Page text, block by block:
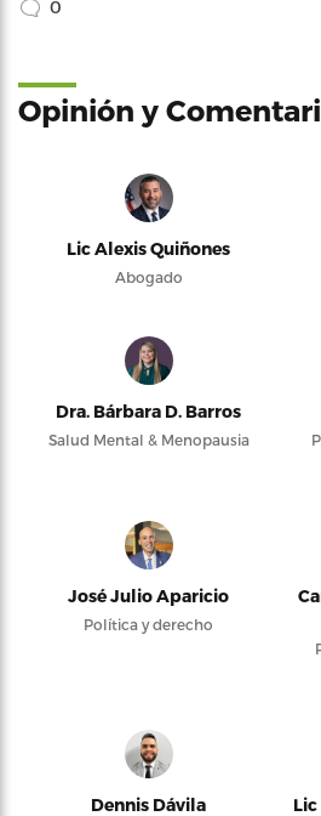
0
Opinión y
Lic Alexis Quiñones
Abogado
Dra. Bárbara D. Barros
Salud Mental & Menopausia
José Julio Aparicio
Política y derecho
Dennis Dávila